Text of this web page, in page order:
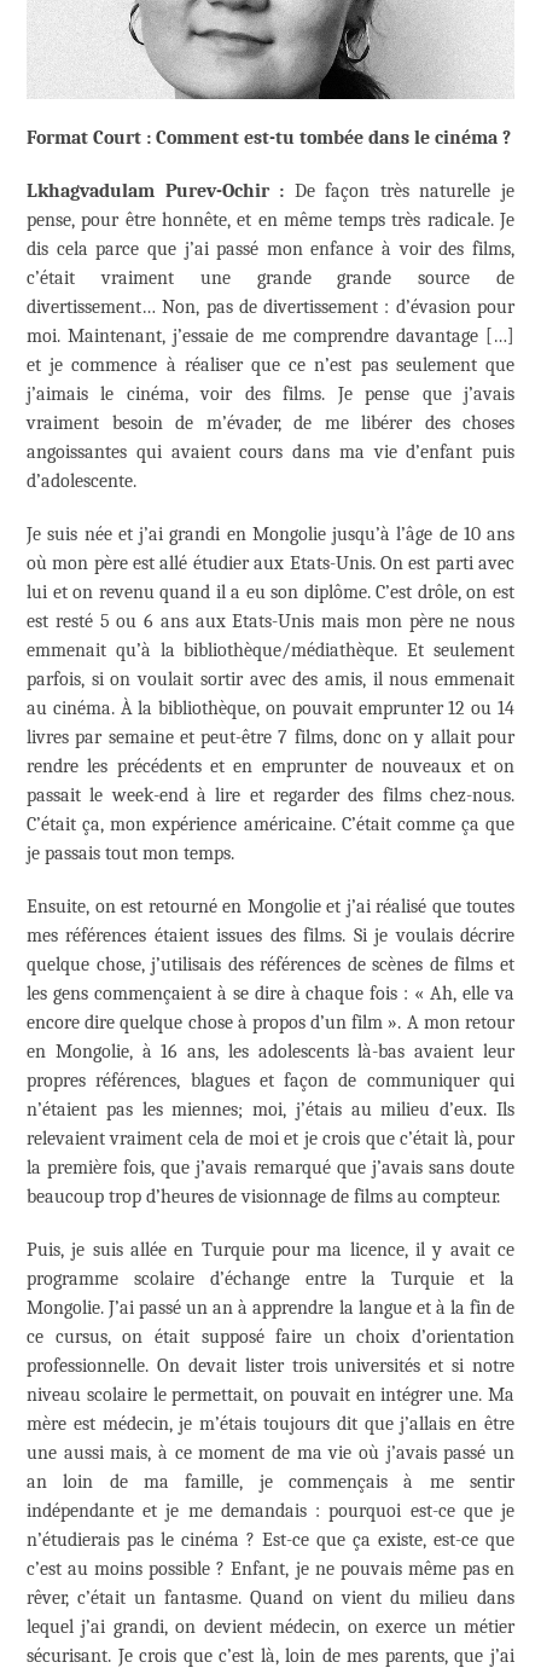
Format Court : Comment est-tu tombée dans le cinéma ?
Lkhagvadulam Purev-Ochir : De façon très naturelle je
pense, pour être honnête, et en même temps très radicale. Je
dis cela parce que j’ai passé mon enfance à voir des films,
c’était vraiment une grande grande source de
divertissement… Non, pas de divertissement : d’évasion pour
moi. Maintenant, j’essaie de me comprendre davantage […]
et je commence à réaliser que ce n’est pas seulement que
j’aimais le cinéma, voir des films. Je pense que j’avais
vraiment besoin de m’évader, de me libérer des choses
angoissantes qui avaient cours dans ma vie d’enfant puis
d’adolescente.
Je suis née et j’ai grandi en Mongolie jusqu’à l’âge de 10 ans
où mon père est allé étudier aux Etats-Unis. On est parti avec
lui et on revenu quand il a eu son diplôme. C’est drôle, on est
est resté 5 ou 6 ans aux Etats-Unis mais mon père ne nous
emmenait qu’à la bibliothèque/médiathèque. Et seulement
parfois, si on voulait sortir avec des amis, il nous emmenait
au cinéma. À la bibliothèque, on pouvait emprunter 12 ou 14
livres par semaine et peut-être 7 films, donc on y allait pour
rendre les précédents et en emprunter de nouveaux et on
passait le week-end à lire et regarder des films chez-nous.
C’était ça, mon expérience américaine. C’était comme ça que
je passais tout mon temps.
Ensuite, on est retourné en Mongolie et j’ai réalisé que toutes
mes références étaient issues des films. Si je voulais décrire
quelque chose, j’utilisais des références de scènes de films et
les gens commençaient à se dire à chaque fois : « Ah, elle va
encore dire quelque chose à propos d’un film ». A mon retour
en Mongolie, à 16 ans, les adolescents là-bas avaient leur
propres références, blagues et façon de communiquer qui
n’étaient pas les miennes; moi, j’étais au milieu d’eux. Ils
relevaient vraiment cela de moi et je crois que c’était là, pour
la première fois, que j’avais remarqué que j’avais sans doute
beaucoup trop d’heures de visionnage de films au compteur.
Puis, je suis allée en Turquie pour ma licence, il y avait ce
programme scolaire d’échange entre la Turquie et la
Mongolie. J’ai passé un an à apprendre la langue et à la fin de
ce cursus, on était supposé faire un choix d’orientation
professionnelle. On devait lister trois universités et si notre
niveau scolaire le permettait, on pouvait en intégrer une. Ma
mère est médecin, je m’étais toujours dit que j’allais en être
une aussi mais, à ce moment de ma vie où j’avais passé un
an loin de ma famille, je commençais à me sentir
indépendante et je me demandais : pourquoi est-ce que je
n’étudierais pas le cinéma ? Est-ce que ça existe, est-ce que
c’est au moins possible ? Enfant, je ne pouvais même pas en
rêver, c’était un fantasme. Quand on vient du milieu dans
lequel j’ai grandi, on devient médecin, on exerce un métier
sécurisant. Je crois que c’est là, loin de mes parents, que j’ai